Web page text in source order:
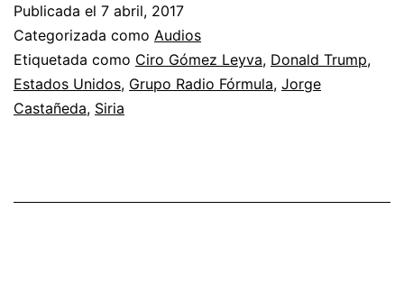
Publicada el 7 abril, 2017
Categorizada como Audios
Etiquetada como Ciro Gómez Leyva, Donald Trump,
Estados Unidos, Grupo Radio Fórmula, Jorge
Castañeda, Siria